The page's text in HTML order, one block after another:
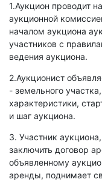
1.Аукцион проводит
аукционной
началом аукциона
участников с
ведения аукциона.
2.Аукционист
- земельного
характеристики,
и шаг аукциона.
3. Участник
заключить договор
объявленному
аренды, поднимает